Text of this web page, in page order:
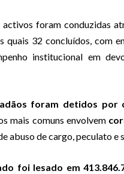
foram conduzidas
quais 32 concluídos, com
institucional em
foram detidos por
mais comuns envolvem
abuso de cargo, peculato e
foi lesado em